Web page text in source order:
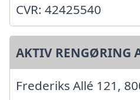
CVR: 42425540
AKTIV RENGØRING
Frederiks Allé 121,